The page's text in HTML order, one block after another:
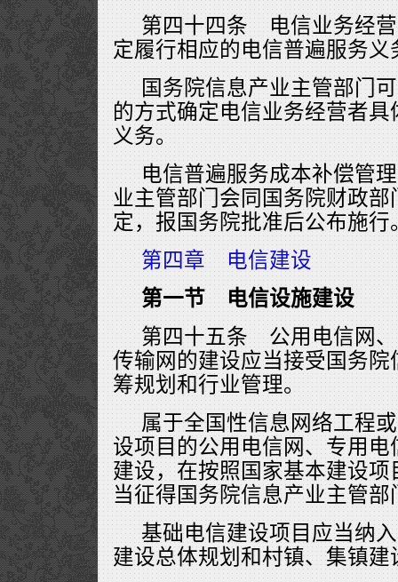
第四十四条 电信业务经
定履行相应的电信普遍服务义
国务院信息产业主管部门
的方式确定电信业务经营者
义务。
电信普遍服务成本补偿管
业主管部门会同国务院财政
定，报国务院批准后公布施行
第四章 电信建设
第一节 电信设施建设
第四十五条 公用电信网
传输网的建设应当接受国务
筹规划和行业管理。
属于全国性信息网络工程
设项目的公用电信网、专用
建设，在按照国家基本建设
当征得国务院信息产业主管部
基础电信建设项目应当纳
建设总体规划和村镇、集镇建